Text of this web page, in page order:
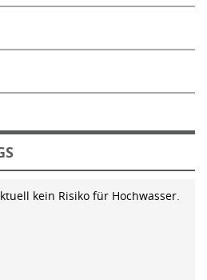
kein Risiko für Hochwasser.